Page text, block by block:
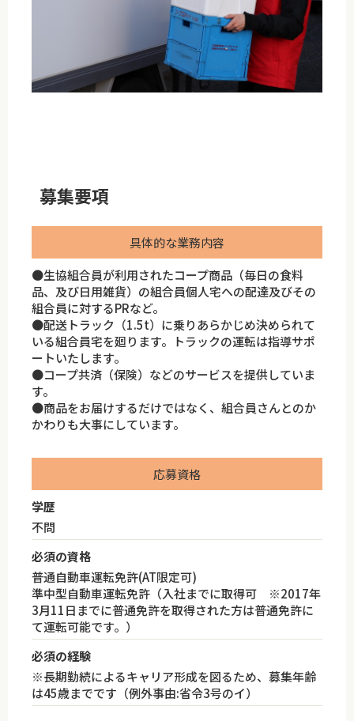
募集要項
具体的な業務内容
●生協組合員が利用されたコープ商品（毎日の食料
品、及び日用雑貨）の組合員個人宅への配達及びその
組合員に対するPRなど。
●配送トラック（1.5t）に乗りあらかじめ決められて
いる組合員宅を廻ります。トラックの運転は指導サポ
ートいたします。
●コープ共済（保険）などのサービスを提供していま
す。
●商品をお届けするだけではなく、組合員さんとのか
かわりも大事にしています。
応募資格
学歴
不問
必須の資格
普通自動車運転免許(AT限定可)
準中型自動車運転免許（入社までに取得可 ※2017年
3月11日までに普通免許を取得された方は普通免許に
て運転可能です。）
必須の経験
※長期勤続によるキャリア形成を図るため、募集年齢
は45歳までです（例外事由:省令3号のイ）